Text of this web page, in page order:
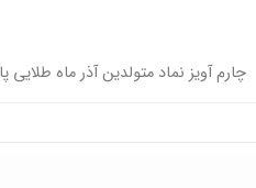
چارم آویز نماد متولدین آذر ماه طلایی